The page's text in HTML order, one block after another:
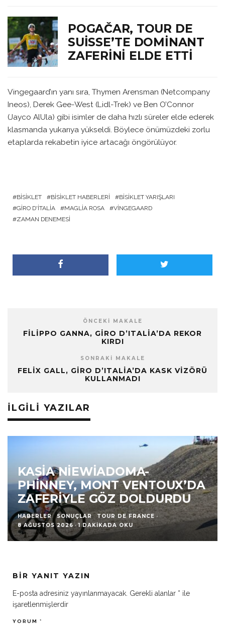
POGAČAR, TOUR DE
SUISSE’TE DOMINANT
ZAFERINI ELDE ETTI
Vingegaard’ın yanı sıra, Thymen Arensman (Netcompany
Ineos), Derek Gee-West (Lidl-Trek) ve Ben O’Connor
(Jayco AlUla) gibi isimler de daha hızlı süreler elde ederek
klasmanda yukarıya yükseldi. Böylece önümüzdeki zorlu
etaplarda rekabetin iyice artacağı öngörülüyor.
BISIKLET BISIKLET HABERLERI
BISIKLET YARIŞLARI
GIRO D'ITALIA
MAGLIA ROSA
VINGEGAARD
ZAMAN DENEMESI
ÖNCEKI MAKALE
FILIPPO GANNA, GIRO D’ITALIA’DA REKOR
KIRDI
SONRAKI MAKALE
FELIX GALL, GIRO D’ITALIA’DA KASK VIZÖRÜ
KULLANMADI
İLGILI YAZILAR
KASIA NIEWIADOMA-
PHINNEY, MONT VENTOUX’DA
ZAFERIYLE GÖZ DOLDURDU
HABERLER SONUÇLAR TOUR DE FRANCE ·
8 AĞUSTOS 2026 · 1 DAKIKADA OKU
BIR YANIT YAZIN
E-posta adresiniz yayınlanmayacak. Gerekli alanlar * ile
işaretlenmişlerdir
YORUM *